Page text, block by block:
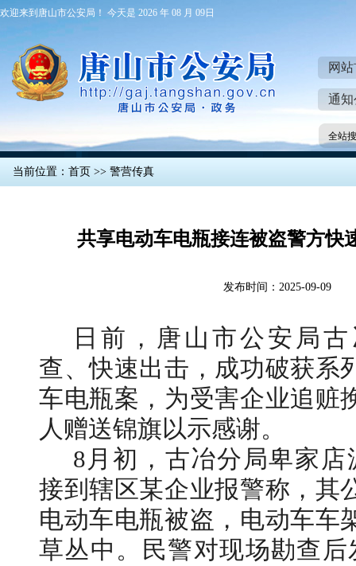
欢迎来到唐山市公安局！ 今天是 2026 年 08 月 09日
网
通
全站
当前位置： 首页 >> 警营传真
共享电动车电瓶接连被盗警方快
发布时间：2025-09-09
日前，唐山市公安局
查、快速出击，成功破获系
车电瓶案，为受害企业追赃
人赠送锦旗以示感谢。
8月初，古冶分局卑家店
接到辖区某企业报警称，其
电动车电瓶被盗，电动车车
草丛中。民警对现场勘查